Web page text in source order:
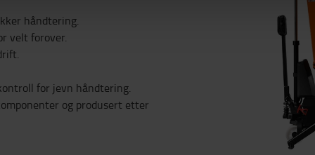
håndtering.
velt forover.
for jevn håndtering.
og produsert etter